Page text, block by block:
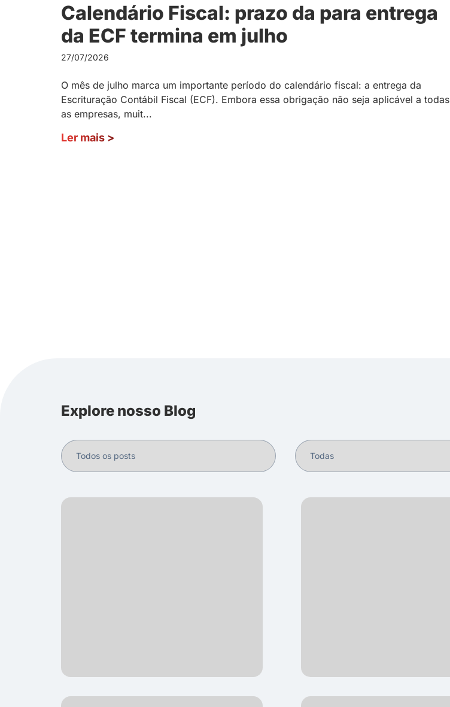
Calendário Fiscal: prazo da para entrega
da ECF termina em julho
27/07/2026
O mês de julho marca um importante período do calendário fiscal: a entrega da
Escrituração Contábil Fiscal (ECF). Embora essa obrigação não seja aplicável a todas
as empresas, muit...
Ler mais >
Explore nosso Blog